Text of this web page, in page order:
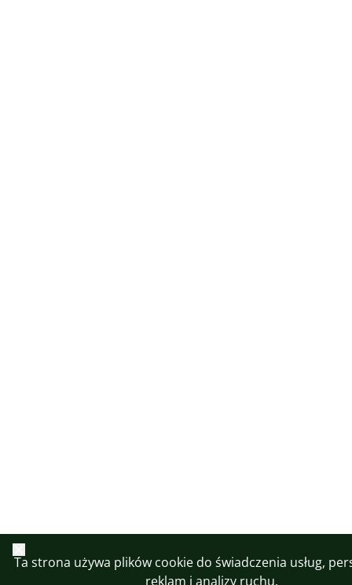
Zamknij
Ta strona używa plików cookie do świadczenia usług,
reklam i analizy ruchu.